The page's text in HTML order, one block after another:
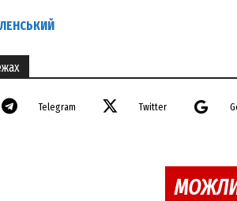
Telegram Twitter